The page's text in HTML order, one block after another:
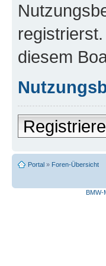
diesem
Portal » Foren-Übersicht
BMW-